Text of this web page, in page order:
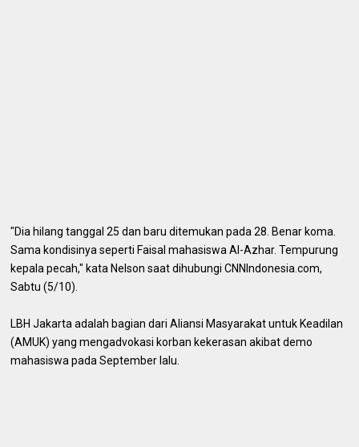
"Dia hilang tanggal 25 dan baru ditemukan pada 28. Benar koma.
Sama kondisinya seperti Faisal mahasiswa Al-Azhar. Tempurung
kepala pecah," kata Nelson saat dihubungi CNNIndonesia.com,
Sabtu (5/10).
LBH Jakarta adalah bagian dari Aliansi Masyarakat untuk Keadilan
(AMUK) yang mengadvokasi korban kekerasan akibat demo
mahasiswa pada September lalu.